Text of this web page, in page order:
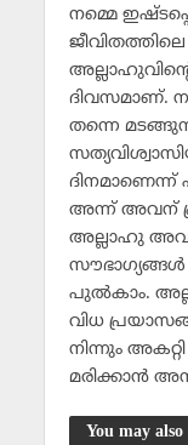
നമ്മെ
ദിവസമാണ്.
തന്നെ
അന്ന് അവന്
അല്ലാഹു
പുല്‍കാം.
വിധ
നിന്നും
മരിക്കാന്‍
You may